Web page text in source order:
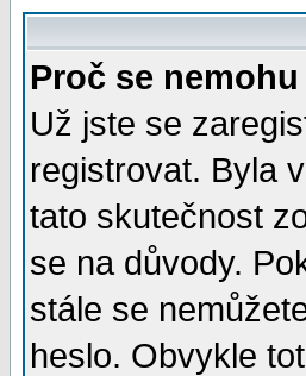
Proč se
Už jste se
registrovat. Byla
tato skutečnost
se na důvody.
stále se
heslo. Obvykle